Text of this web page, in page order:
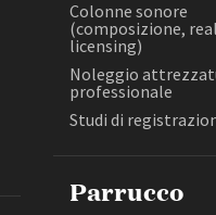
Laboratorio di
(post-produzione e
video, post-
missaggio audio)
NCC - Noleggio
Colonne sonore
(composizione,
licensing)
Noleggio
professionale
Studi di
Parrucco